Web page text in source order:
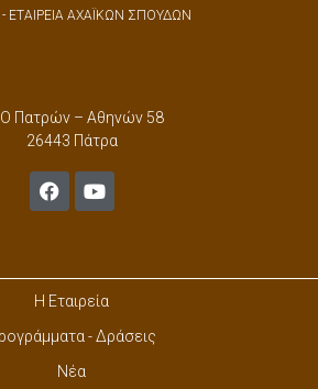
ΕΤΑΙΡΕΙΑ ΑΧΑΪΚΩΝ ΣΠΟΥΔΩΝ
Πατρών – Αθηνών 58
26443 Πάτρα
Η Εταιρεία
- Δράσεις
Νέα